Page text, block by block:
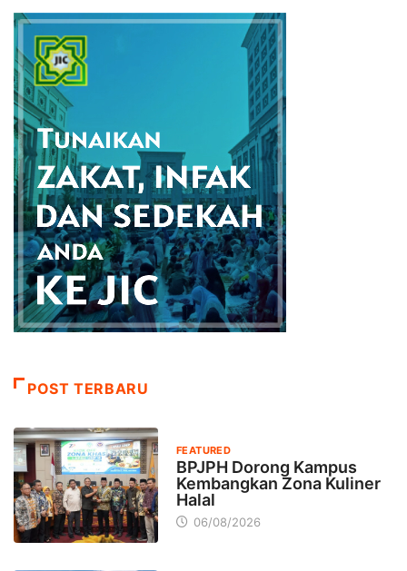
POST TERBARU
FEATURED
BPJPH Dorong Kampus
Kembangkan Zona Kuliner
Halal
06/08/2026